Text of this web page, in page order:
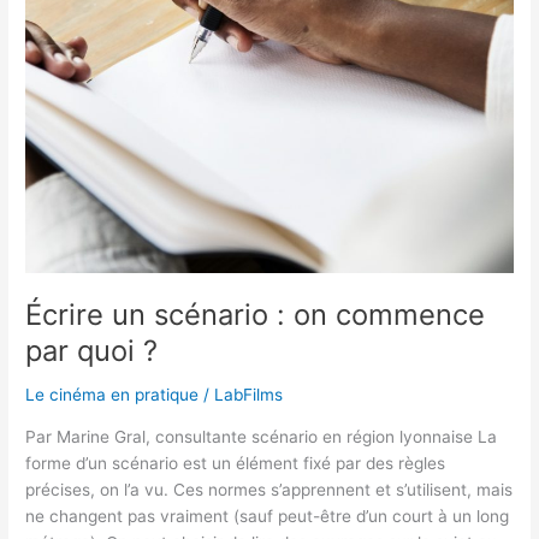
Écrire un scénario : on commence
par quoi ?
Le cinéma en pratique / LabFilms
Par Marine Gral, consultante scénario en région lyonnaise La
forme d’un scénario est un élément fixé par des règles
précises, on l’a vu. Ces normes s’apprennent et s’utilisent, mais
ne changent pas vraiment (sauf peut-être d’un court à un long
commence
par
quoi